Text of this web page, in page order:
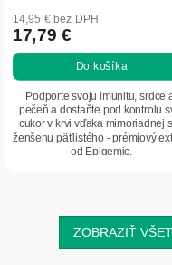
14,95 € bez DPH
17,79 €
Do košíka
Podporte svoju imunitu, srdce
pečeň a dostaňte pod kontrolu
cukor v krvi vďaka mimoriadnej
ženšenu päťlistého - prémiový
od Epigemic.
ZOBRAZIŤ